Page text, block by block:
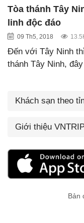
Tòa thánh Tây
linh độc đáo
09 Th5, 2018
Đến với Tây Ninh
thánh Tây Ninh,
Khách sạn theo
Giới thiệu
Bản